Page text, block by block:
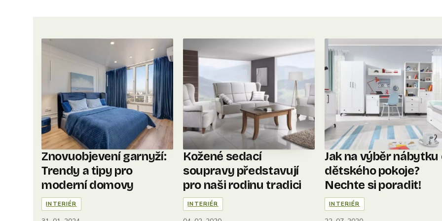
Znovuobjevení garnyží:
Trendy a tipy pro
moderní domovy
INTERIÉR
Kožené sedací
soupravy představují
pro naši rodinu tradici
INTERIÉR
Jak na výběr nábytku
dětského pokoje?
Nechte si poradit!
INTERIÉR